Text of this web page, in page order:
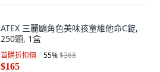
ATEX 三麗鷗角色美味孩童維他命C錠,
250顆, 1盒
首購折扣價 55%$368
$165